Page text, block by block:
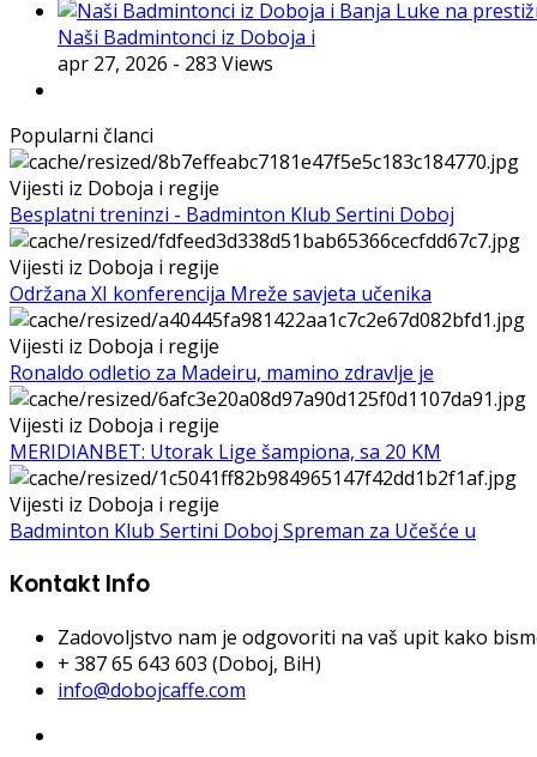
Naši Badmintonci iz Doboja i
apr 27, 2026 - 283 Views
Popularni članci
Vijesti iz Doboja i regije
Besplatni treninzi - Badminton Klub Sertini Doboj
Vijesti iz Doboja i regije
Održana XI konferencija Mreže savjeta učenika
Vijesti iz Doboja i regije
Ronaldo odletio za Madeiru, mamino zdravlje je
Vijesti iz Doboja i regije
MERIDIANBET: Utorak Lige šampiona, sa 20 KM
Vijesti iz Doboja i regije
Badminton Klub Sertini Doboj Spreman za Učešće u
Kontakt Info
Zadovoljstvo nam je odgovoriti na vaš upit kako
+ 387 65 643 603 (Doboj, BiH)
info@dobojcaffe.com